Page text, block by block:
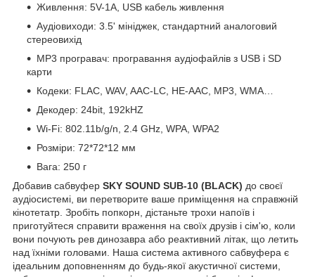
Живлення: 5V-1A, USB кабель живлення
Аудіовиходи: 3.5' мініджек, стандартний аналоговий
стереовихід
MP3 програвач: програвання аудіофайлів з USB і SD
карти
Кодеки: FLAC, WAV, AAC-LC, HE-AAC, MP3, WMA…
Декодер: 24bit, 192kHZ
Wi-Fi: 802.11b/g/n, 2.4 GHz, WPA, WPA2
Розміри: 72*72*12 мм
Вага: 250 г
Добавив сабвуфер SKY SOUND SUB-10 (BLACK) до своєї
аудіосистемі, ви перетворите ваше приміщення на справжній
кінотетатр. Зробіть попкорн, дістаньте трохи напоїв і
приготуйтеся справити враження на своїх друзів і сім'ю, коли
вони почують рев динозавра або реактивний літак, що летить
над їхніми головами. Наша система активного сабвуфера є
ідеальним доповненням до будь-якої акустичної системи,